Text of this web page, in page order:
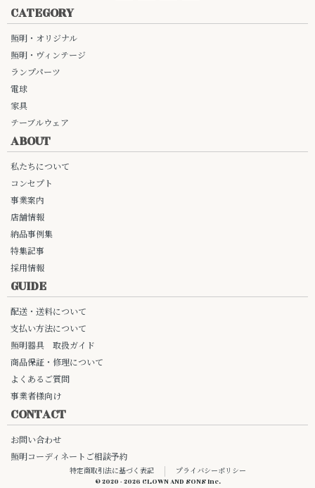
CATEGORY
照明・オリジナル
照明・ヴィンテージ
ランプパーツ
電球
家具
テーブルウェア
ABOUT
私たちについて
コンセプト
事業案内
店舗情報
納品事例集
特集記事
採用情報
GUIDE
配送・送料について
支払い方法について
照明器具 取扱ガイド
商品保証・修理について
よくあるご質問
事業者様向け
CONTACT
お問い合わせ
照明コーディネートご相談予約
特定商取引法に基づく表記
プライバシーポリシー
© 2020 - 2026 CLOWN AND SONS Inc.